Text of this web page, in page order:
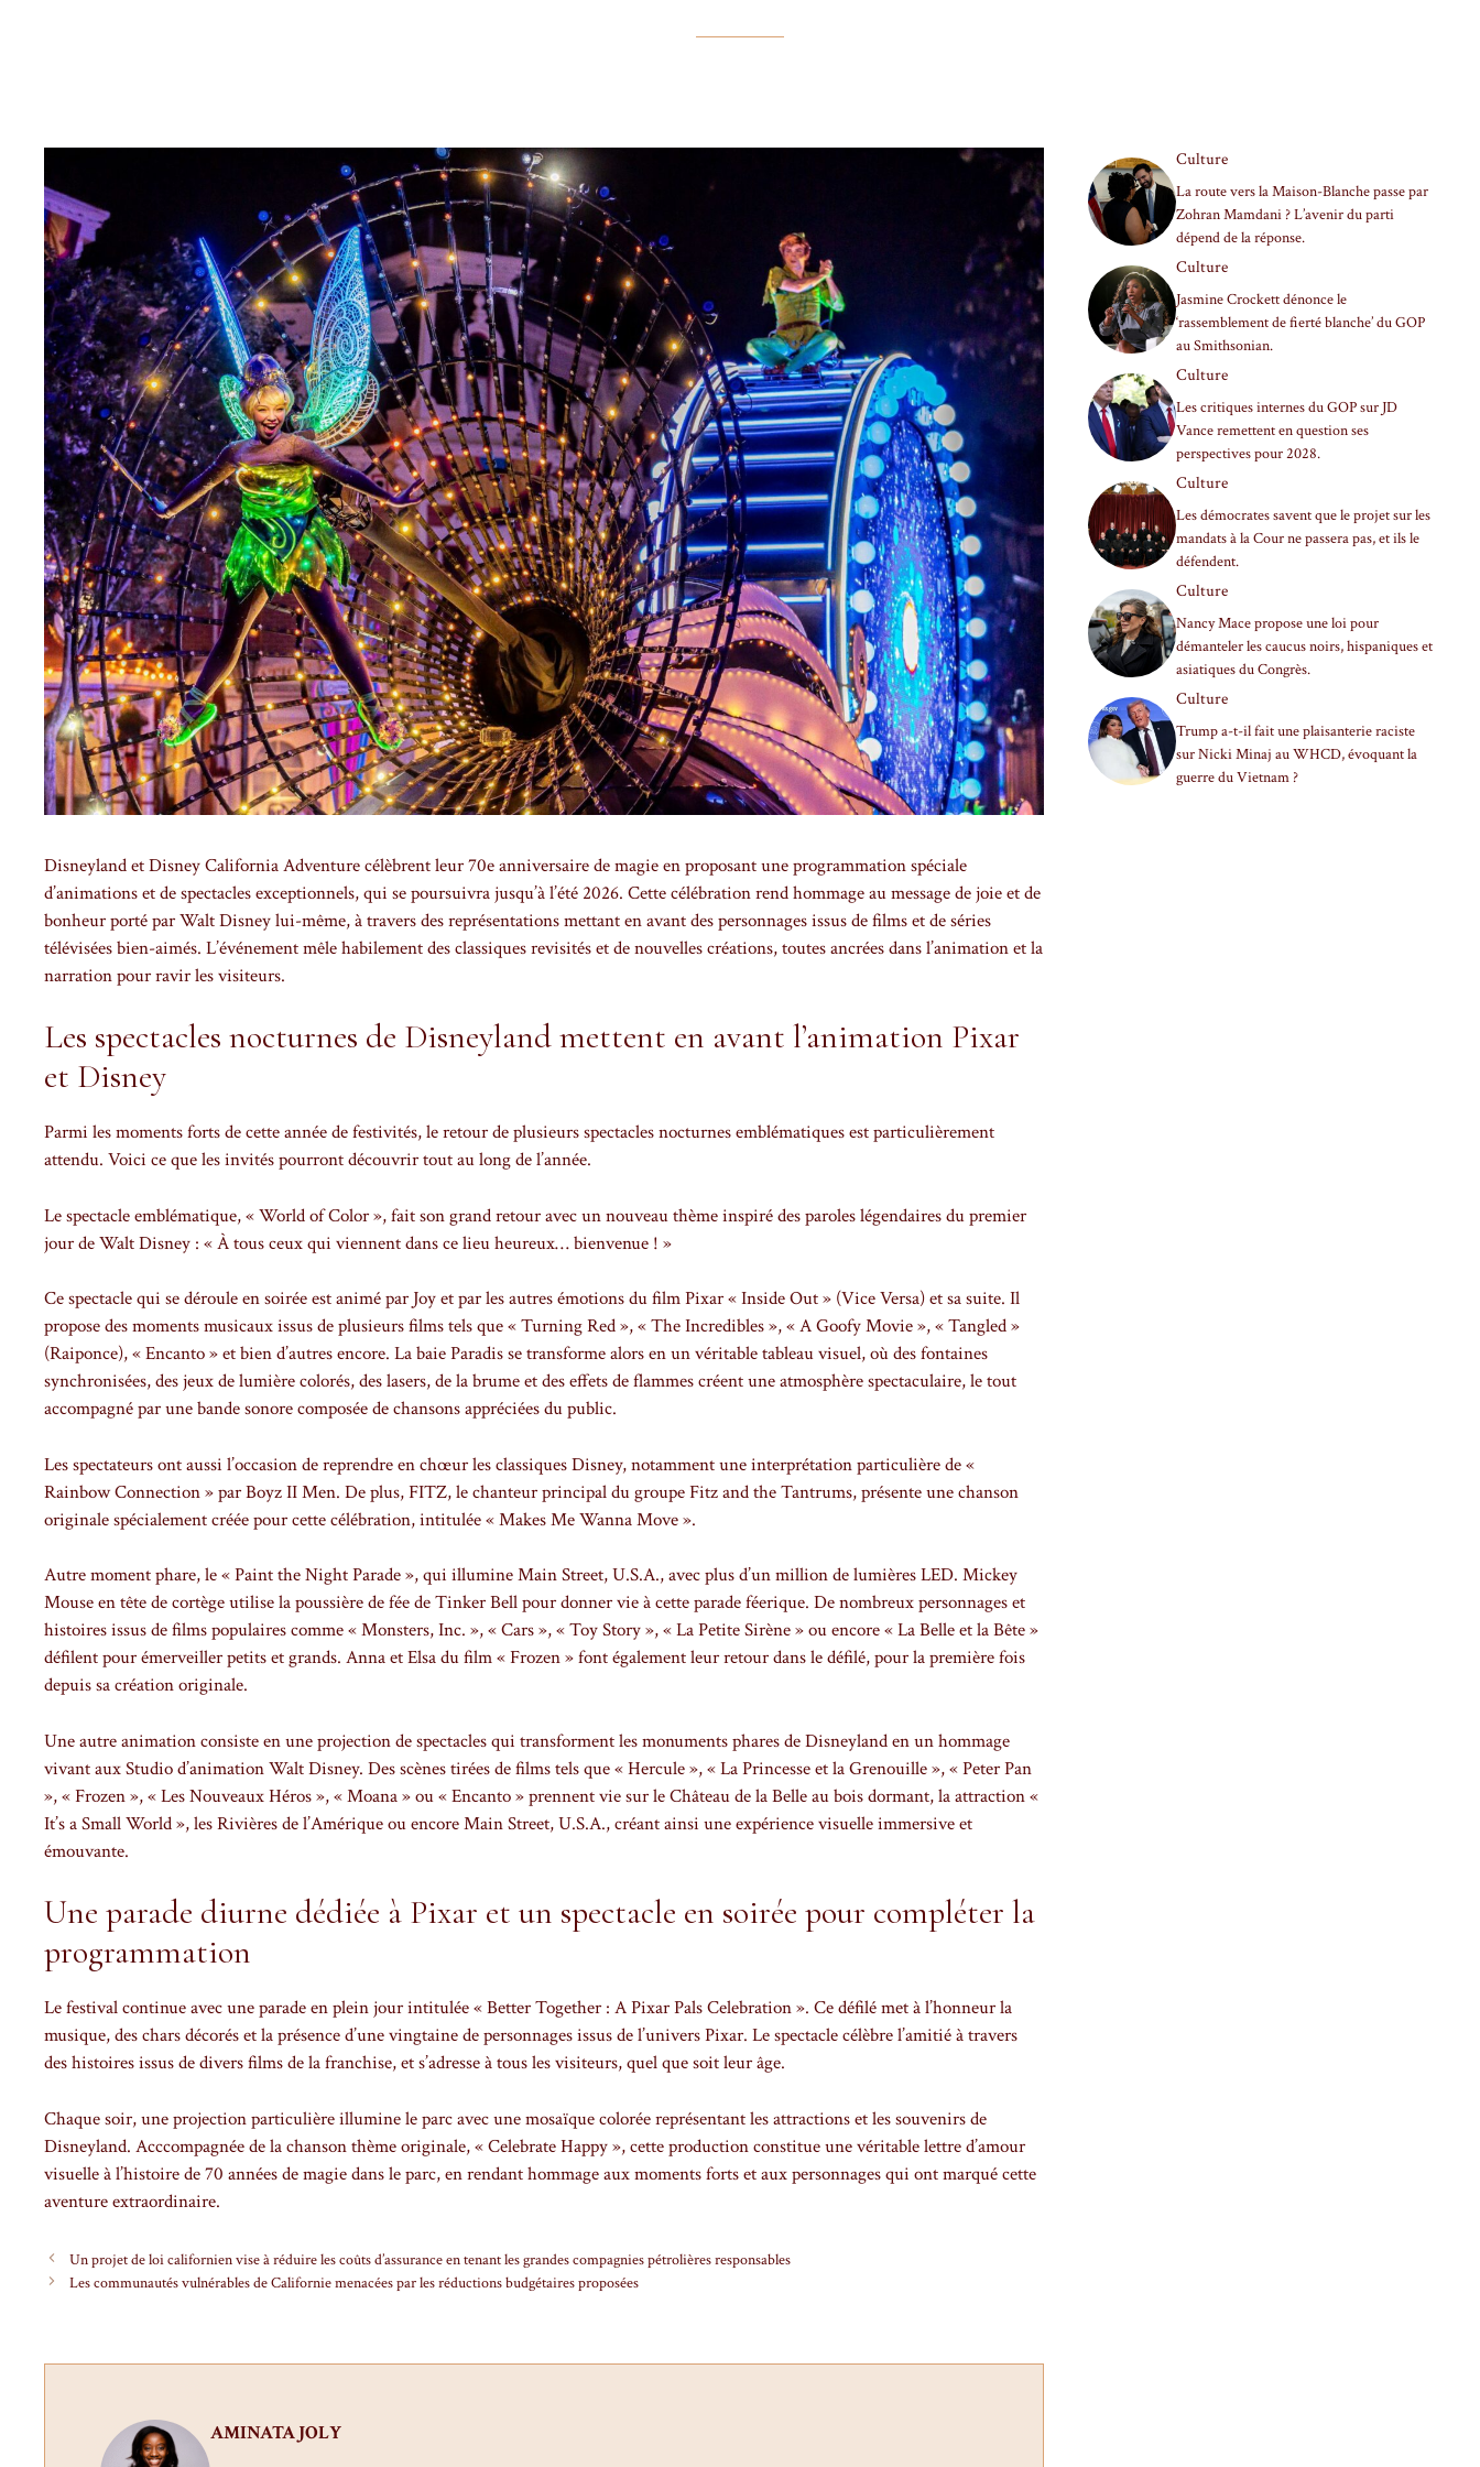
Disneyland et Disney California Adventure célèbrent leur 70e anniversaire de magie en proposant une programmation spéciale
d’animations et de spectacles exceptionnels, qui se poursuivra jusqu’à l’été 2026. Cette célébration rend hommage au message de joie et de
bonheur porté par Walt Disney lui-même, à travers des représentations mettant en avant des personnages issus de films et de séries
télévisées bien-aimés. L’événement mêle habilement des classiques revisités et de nouvelles créations, toutes ancrées dans l’animation et la
narration pour ravir les visiteurs.
Les spectacles nocturnes de Disneyland mettent en avant l’animation Pixar
et Disney
Parmi les moments forts de cette année de festivités, le retour de plusieurs spectacles nocturnes emblématiques est particulièrement
attendu. Voici ce que les invités pourront découvrir tout au long de l’année.
Le spectacle emblématique, « World of Color », fait son grand retour avec un nouveau thème inspiré des paroles légendaires du premier
jour de Walt Disney : « À tous ceux qui viennent dans ce lieu heureux… bienvenue ! »
Ce spectacle qui se déroule en soirée est animé par Joy et par les autres émotions du film Pixar « Inside Out » (Vice Versa) et sa suite. Il
propose des moments musicaux issus de plusieurs films tels que « Turning Red », « The Incredibles », « A Goofy Movie », « Tangled »
(Raiponce), « Encanto » et bien d’autres encore. La baie Paradis se transforme alors en un véritable tableau visuel, où des fontaines
synchronisées, des jeux de lumière colorés, des lasers, de la brume et des effets de flammes créent une atmosphère spectaculaire, le tout
accompagné par une bande sonore composée de chansons appréciées du public.
Les spectateurs ont aussi l’occasion de reprendre en chœur les classiques Disney, notamment une interprétation particulière de «
Rainbow Connection » par Boyz II Men. De plus, FITZ, le chanteur principal du groupe Fitz and the Tantrums, présente une chanson
originale spécialement créée pour cette célébration, intitulée « Makes Me Wanna Move ».
Autre moment phare, le « Paint the Night Parade », qui illumine Main Street, U.S.A., avec plus d’un million de lumières LED. Mickey
Mouse en tête de cortège utilise la poussière de fée de Tinker Bell pour donner vie à cette parade féerique. De nombreux personnages et
histoires issus de films populaires comme « Monsters, Inc. », « Cars », « Toy Story », « La Petite Sirène » ou encore « La Belle et la Bête »
défilent pour émerveiller petits et grands. Anna et Elsa du film « Frozen » font également leur retour dans le défilé, pour la première fois
depuis sa création originale.
Une autre animation consiste en une projection de spectacles qui transforment les monuments phares de Disneyland en un hommage
vivant aux Studio d’animation Walt Disney. Des scènes tirées de films tels que « Hercule », « La Princesse et la Grenouille », « Peter Pan
», « Frozen », « Les Nouveaux Héros », « Moana » ou « Encanto » prennent vie sur le Château de la Belle au bois dormant, la attraction «
It’s a Small World », les Rivières de l’Amérique ou encore Main Street, U.S.A., créant ainsi une expérience visuelle immersive et
émouvante.
Une parade diurne dédiée à Pixar et un spectacle en soirée pour compléter la
programmation
Le festival continue avec une parade en plein jour intitulée « Better Together : A Pixar Pals Celebration ». Ce défilé met à l’honneur la
musique, des chars décorés et la présence d’une vingtaine de personnages issus de l’univers Pixar. Le spectacle célèbre l’amitié à travers
des histoires issus de divers films de la franchise, et s’adresse à tous les visiteurs, quel que soit leur âge.
Chaque soir, une projection particulière illumine le parc avec une mosaïque colorée représentant les attractions et les souvenirs de
Disneyland. Acccompagnée de la chanson thème originale, « Celebrate Happy », cette production constitue une véritable lettre d’amour
visuelle à l’histoire de 70 années de magie dans le parc, en rendant hommage aux moments forts et aux personnages qui ont marqué cette
aventure extraordinaire.
Un projet de loi californien vise à réduire les coûts d’assurance en tenant les grandes compagnies pétrolières responsables
Les communautés vulnérables de Californie menacées par les réductions budgétaires proposées
AMINATA JOLY
Culture
La route vers la Maison-Blanche passe par
Zohran Mamdani ? L’avenir du parti
dépend de la réponse.
Culture
Jasmine Crockett dénonce le
‘rassemblement de fierté blanche’ du GOP
au Smithsonian.
Culture
Les critiques internes du GOP sur JD
Vance remettent en question ses
perspectives pour 2028.
Culture
Les démocrates savent que le projet sur les
mandats à la Cour ne passera pas, et ils le
défendent.
Culture
Nancy Mace propose une loi pour
démanteler les caucus noirs, hispaniques et
asiatiques du Congrès.
Culture
Trump a-t-il fait une plaisanterie raciste
sur Nicki Minaj au WHCD, évoquant la
guerre du Vietnam ?